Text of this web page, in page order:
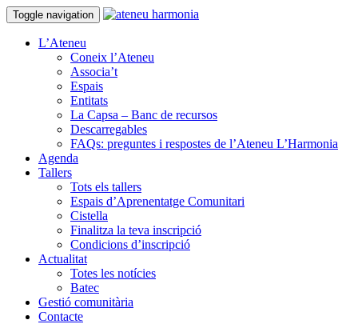
Toggle navigation
L’Ateneu
Coneix l’Ateneu
Associa’t
Espais
Entitats
La Capsa – Banc de recursos
Descarregables
FAQs: preguntes i respostes de l’Ateneu L’Harmonia
Agenda
Tallers
Tots els tallers
Espais d’Aprenentatge Comunitari
Cistella
Finalitza la teva inscripció
Condicions d’inscripció
Actualitat
Totes les notícies
Batec
Gestió comunitària
Contacte